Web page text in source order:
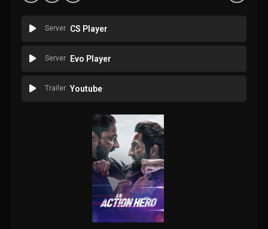
Server CS Player
Server Evo Player
Trailer Youtube